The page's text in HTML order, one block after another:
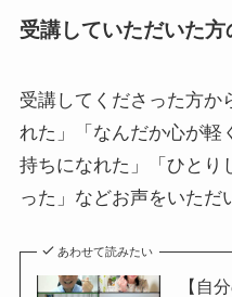
受講していただいた方
受講してくださった方か
れた」「なんだか心が軽
持ちになれた」「ひとり
った」などお声をいただ
あわせて読みたい
【自